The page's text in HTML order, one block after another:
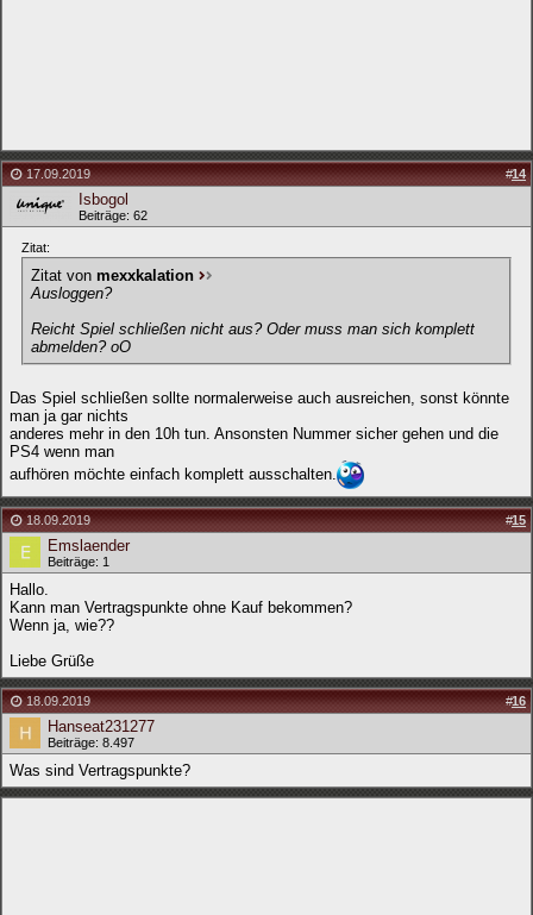
17.09.2019 #14
Isbogol
Beiträge: 62
Zitat:
Zitat von mexxkalation
Ausloggen?
Reicht Spiel schließen nicht aus? Oder muss man sich komplett
abmelden? oO
Das Spiel schließen sollte normalerweise auch ausreichen, sonst könnte
man ja gar nichts
anderes mehr in den 10h tun. Ansonsten Nummer sicher gehen und die
PS4 wenn man
aufhören möchte einfach komplett ausschalten.
18.09.2019 #15
Emslaender
Beiträge: 1
Hallo.
Kann man Vertragspunkte ohne Kauf bekommen?
Wenn ja, wie??
Liebe Grüße
18.09.2019 #16
Hanseat231277
Beiträge: 8.497
Was sind Vertragspunkte?